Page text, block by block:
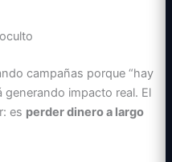
campañas porque “hay
generando impacto real. El
es perder dinero a largo